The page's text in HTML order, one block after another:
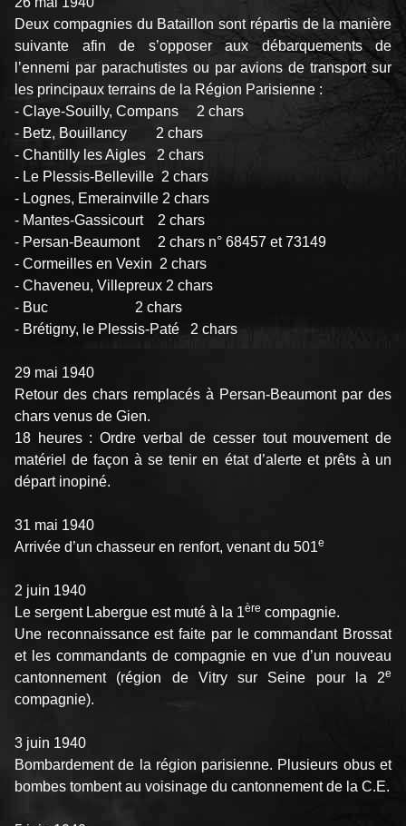
Deux compagnies du Bataillon sont répartis de la manière
suivante afin de s’opposer aux débarquements de
l’ennemi par parachutistes ou par avions de transport sur
les principaux terrains de la Région Parisienne :
- Claye-Souilly, Compans 2 chars
- Betz, Bouillancy 2 chars
- Chantilly les Aigles 2 chars
- Le Plessis-Belleville 2 chars
- Lognes, Emerainville 2 chars
- Mantes-Gassicourt 2 chars
- Persan-Beaumont 2 chars n° 68457 et 73149
- Cormeilles en Vexin 2 chars
- Chaveneu, Villepreux 2 chars
- Buc 2 chars
- Brétigny, le Plessis-Paté 2 chars
29 mai 1940
Retour des chars remplacés à Persan-Beaumont par des
chars venus de Gien.
18 heures : Ordre verbal de cesser tout mouvement de
matériel de façon à se tenir en état d’alerte et prêts à un
départ inopiné.
31 mai 1940
Arrivée d’un chasseur en renfort, venant du 501e
2 juin 1940
Le sergent Labergue est muté à la 1ère compagnie.
Une reconnaissance est faite par le commandant Brossat
et les commandants de compagnie en vue d’un nouveau
cantonnement (région de Vitry sur Seine pour la 2e
compagnie).
3 juin 1940
Bombardement de la région parisienne. Plusieurs obus et
bombes tombent au voisinage du cantonnement de la C.E.